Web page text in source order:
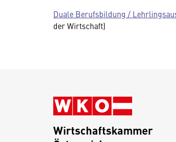
Duale Berufsbildung /
der Wirtschaft)
Wirtschaftskammer